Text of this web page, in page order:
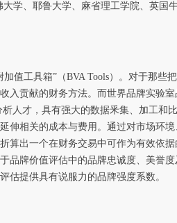
学、耶鲁大学、麻省理工学院、英国
值工具箱”（BVA Tools）。对于那些
入贡献的财务方法。而世界品牌实验
人才，具有强大的数据釆集、加工和
伸相关的成本与费用。通过对市场环
算出一个在财务交易中可作为有效依
品牌价值评估中的品牌忠诚度、美誉
估提供具有说服力的品牌强度系数。